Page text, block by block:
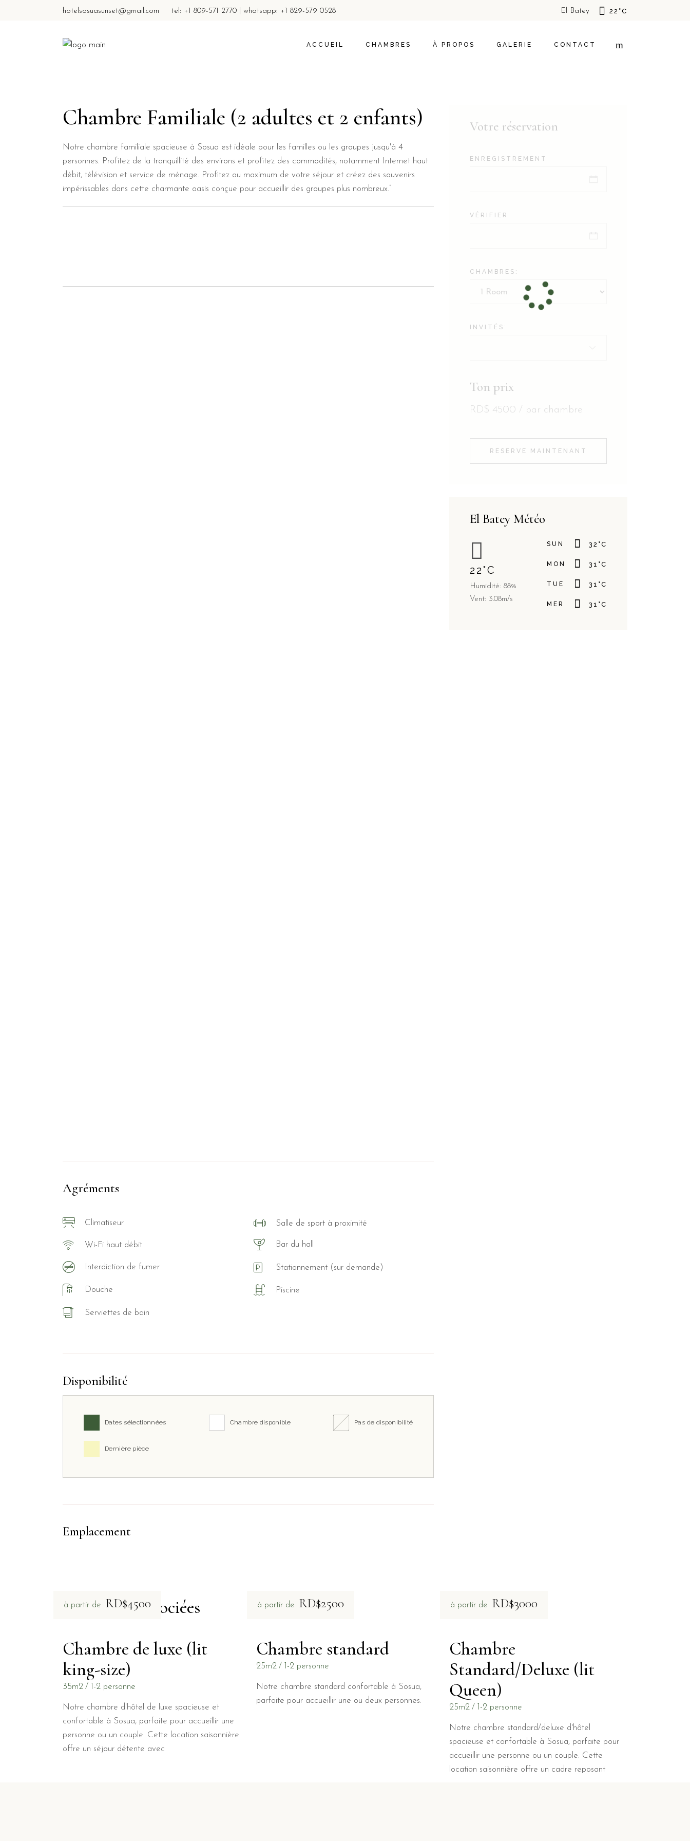
hotelsosuasunset@gmail.com tel: +1 809-571 2770 | whatsapp: +1 829-579 0528 El Batey 22 °C
ACCUEIL CHAMBRES À PROPOS
CONFIDENTIALITÉ
GALERIE CONTACT
POLITIQUE DE
Chambre Familiale (2 adultes et 2 enfants)
Notre chambre familiale spacieuse à Sosua est idéale pour les familles ou les groupes jusqu'à 4
personnes. Profitez de la tranquillité des environs et profitez des commodités, notamment Internet haut
débit, télévision et service de ménage. Profitez au maximum de votre séjour et créez des souvenirs
impérissables dans cette charmante oasis conçue pour accueillir des groupes plus nombreux.”
Agréments
Climatiseur Salle de sport à proximité
Wi-Fi haut débit Bar du hall
Interdiction de fumer Stationnement (sur demande)
Douche Piscine
Serviettes de bain
Disponibilité
Dates sélectionnées Chambre disponible Pas de disponibilité
Dernière pièce
Emplacement
Votre réservation
ENREGISTREMENT
VÉRIFIER
CHAMBRES:
INVITÉS:
Ton prix
RD$ 4500 / par chambre
RESERVE MAINTENANT
El Batey Météo
22°C
Humidité: 88%
Vent: 3.08m/s
SUN 32 °C
MON 31 °C
TUE 31 °C
MER 31 °C
Chambres associées
à partir de RD$4500
Chambre de luxe (lit
king-size)
35m2 1-2 personne
Notre chambre d'hôtel de luxe spacieuse et
confortable à Sosua, parfaite pour accueillir une
personne ou un couple. Cette location saisonnière
offre un séjour détente avec
à partir de RD$2500
Chambre standard
25m2 1-2 personne
Notre chambre standard confortable à Sosua,
parfaite pour accueillir une ou deux personnes.
à partir de RD$3000
Chambre
Standard/Deluxe (lit
Queen)
25m2 1-2 personne
Notre chambre standard/deluxe d'hôtel
spacieuse et confortable à Sosua, parfaite pour
accueillir une personne ou un couple. Cette
location saisonnière offre un cadre reposant